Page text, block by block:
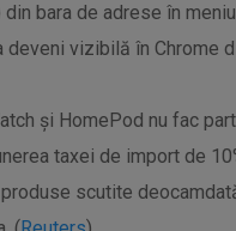
bara de adrese în
deveni vizibilă în Chrome
și HomePod nu fac
taxei de import de
scutite